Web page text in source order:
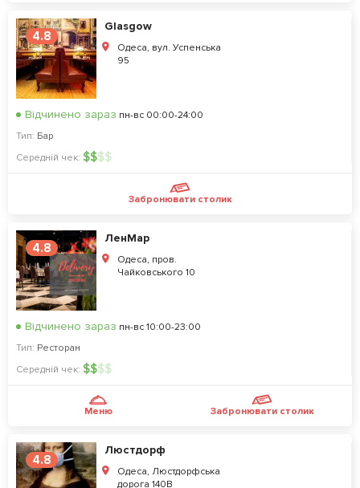
4.8
Glasgow
Одеса, вул. Успенська
95
Відчинено зараз пн-вс 00:00-24:00
Тип: Бар
Середній чек: $$$$
Забронювати столик
4.8
ЛенМар
Одеса, пров.
Чайковського 10
Відчинено зараз пн-вс 10:00-23:00
Тип: Ресторан
Середній чек: $$$$
Меню Забронювати столик
4.8
Люстдорф
Одеса, Люстдорфська
дорога 140В